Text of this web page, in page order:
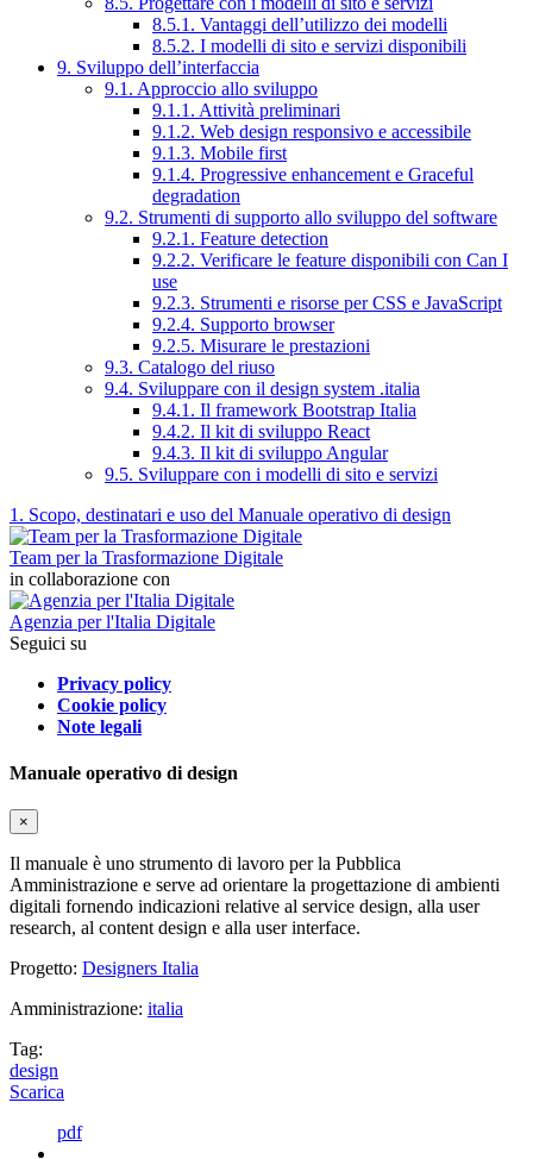
8.5.1. Vantaggi dell’utilizzo dei modelli
8.5.2. I modelli di sito e servizi disponibili
9. Sviluppo dell’interfaccia
9.1. Approccio allo sviluppo
9.1.1. Attività preliminari
9.1.2. Web design responsivo e accessibile
9.1.3. Mobile first
9.1.4. Progressive enhancement e Graceful
degradation
9.2. Strumenti di supporto allo sviluppo del software
9.2.1. Feature detection
9.2.2. Verificare le feature disponibili con Can I
use
9.2.3. Strumenti e risorse per CSS e JavaScript
9.2.4. Supporto browser
9.2.5. Misurare le prestazioni
9.3. Catalogo del riuso
9.4. Sviluppare con il design system .italia
9.4.1. Il framework Bootstrap Italia
9.4.2. Il kit di sviluppo React
9.4.3. Il kit di sviluppo Angular
9.5. Sviluppare con i modelli di sito e servizi
1. Scopo, destinatari e uso del Manuale operativo di design
Team per la Trasformazione Digitale
in collaborazione con
Agenzia per l'Italia Digitale
Seguici su
Privacy policy
Cookie policy
Note legali
Manuale operativo di design
×
Il manuale è uno strumento di lavoro per la Pubblica
Amministrazione e serve ad orientare la progettazione di ambienti
digitali fornendo indicazioni relative al service design, alla user
research, al content design e alla user interface.
Progetto: Designers Italia
Amministrazione: italia
Tag:
design
Scarica
pdf